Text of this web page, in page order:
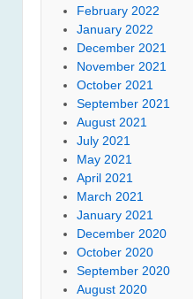
February 2022
January 2022
December 2021
November 2021
October 2021
September 2021
August 2021
July 2021
May 2021
April 2021
March 2021
January 2021
December 2020
October 2020
September 2020
August 2020